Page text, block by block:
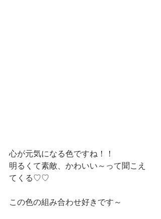
心が元気になる色ですね！！
明るくて素敵、かわいい～って聞こえ
てくる♡♡
この色の組み合わせ好きです～